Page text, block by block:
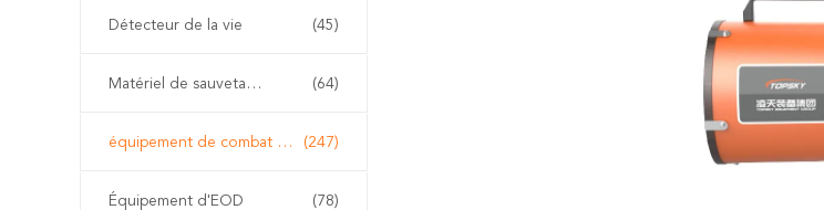
Détecteur de la vie (45)
Matériel de sauvetage de tremblement de terre (64)
équipement de combat d'incendie (247)
Équipement d'EOD (78)